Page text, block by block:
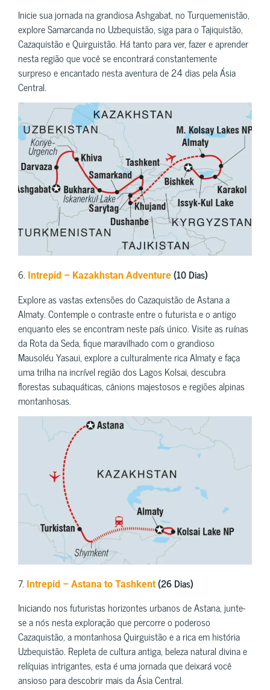
Inicie sua jornada na grandiosa Ashgabat, no Turquemenistão,
explore Samarcanda no Uzbequistão, siga para o Tajiquistão,
Cazaquistão e Quirguistão. Há tanto para ver, fazer e aprender
nesta região que você se encontrará constantemente
surpreso e encantado nesta aventura de 24 dias pela Ásia
Central.
6. Intrepid – Kazakhstan Adventure (10 Dias)
Explore as vastas extensões do Cazaquistão de Astana a
Almaty. Contemple o contraste entre o futurista e o antigo
enquanto eles se encontram neste país único. Visite as ruínas
da Rota da Seda, fique maravilhado com o grandioso
Mausoléu Yasaui, explore a culturalmente rica Almaty e faça
uma trilha na incrível região dos Lagos Kolsai, descubra
florestas subaquáticas, cânions majestosos e regiões alpinas
montanhosas.
7. Intrepid – Astana to Tashkent (26 Dias)
Iniciando nos futuristas horizontes urbanos de Astana, junte-
se a nós nesta exploração que percorre o poderoso
Cazaquistão, a montanhosa Quirguistão e a rica em história
Uzbequistão. Repleta de cultura antiga, beleza natural divina e
relíquias intrigantes, esta é uma jornada que deixará você
ansioso para descobrir mais da Ásia Central.